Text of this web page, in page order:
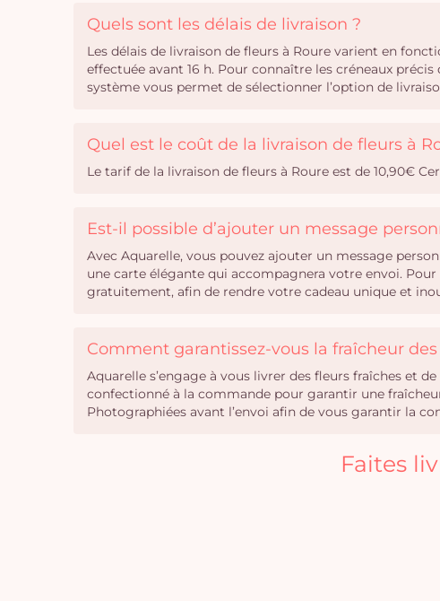
Quels sont les délais de livraison ?
Les délais de livraison de fleurs à Roure varient en
effectuée avant 16 h. Pour connaître les créneaux
système vous permet de sélectionner l’option de
Quel est le coût de la livraison de fleurs à
Le tarif de la livraison de fleurs à Roure est de 10,90€
Est-il possible d’ajouter un message
Avec Aquarelle, vous pouvez ajouter un message
une carte élégante qui accompagnera votre envoi.
gratuitement, afin de rendre votre cadeau unique et
Comment garantissez-vous la fraîcheur
Aquarelle s’engage à vous livrer des fleurs fraîches et
confectionné à la commande pour garantir une
Photographiées avant l’envoi afin de vous garantir la
Faites